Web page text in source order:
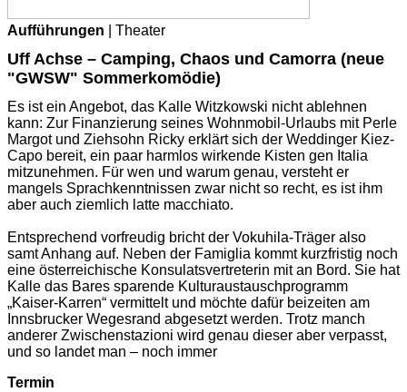
Aufführungen | Theater
Uff Achse – Camping, Chaos und Camorra (neue
"GWSW" Sommerkomödie)
Es ist ein Angebot, das Kalle Witzkowski nicht ablehnen
kann: Zur Finanzierung seines Wohnmobil-Urlaubs mit Perle
Margot und Ziehsohn Ricky erklärt sich der Weddinger Kiez-
Capo bereit, ein paar harmlos wirkende Kisten gen Italia
mitzunehmen. Für wen und warum genau, versteht er
mangels Sprachkenntnissen zwar nicht so recht, es ist ihm
aber auch ziemlich latte macchiato.
Entsprechend vorfreudig bricht der Vokuhila-Träger also
samt Anhang auf. Neben der Famiglia kommt kurzfristig noch
eine österreichische Konsulatsvertreterin mit an Bord. Sie hat
Kalle das Bares sparende Kulturaustauschprogramm
„Kaiser-Karren“ vermittelt und möchte dafür beizeiten am
Innsbrucker Wegesrand abgesetzt werden. Trotz manch
anderer Zwischenstazioni wird genau dieser aber verpasst,
und so landet man – noch immer
Termin